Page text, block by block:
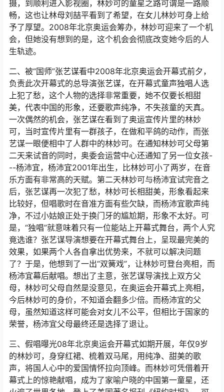
摄，到顺利进入影视圈，林妙可的童星之路可谓是一路顺
畅，这也让林母刘喆平看到了希望，在女儿林妙可身上给
予了厚望。2008年北京奥运会筹办，林妙可迎来了一个机
会，但她没有想到的是，这个机会会彻底改变她今后的人
生轨迹。
二、被“国师”张艺谋看中2008年北京奥运会开幕式前夕，
负责此次开幕式的总导演张艺谋，在开幕式童声独唱人选
上犯了愁，这个人物的选择非常重要，她不仅要长相甜
美，代表中国的形象，还要歌声纯净，不失孩童的天真。
一次偶然的机会，张艺谋在看到了奥运宣传片里的林妙
可，当时宣传片里有一群孩子，在做和平鸽的动作，而张
艺谋一眼便相中了人群中的林妙可。在通知林妙可父母第
二天来试音的同时，奥委会运营中心还通知了另一位女孩-
--杨沛宜，杨沛宜2001年出生，比林妙可小了两岁，在音
乐方面有非常高的天赋。第二天林妙可与杨沛宜试完音之
后，张艺谋再一次犯了愁，林妙可长相甜美，形象看起来
比较好，但唱歌时在音准方面有些欠缺，而杨沛宜歌声纯
净，不过小姑娘正处于换门牙的尴尬期，形象不太好。可
是，“独唱”就意味着只有一位能站上开幕式舞台，两个人究
竟选谁？张艺谋导演想要在开幕式舞台上，呈现最完美的
效果，如果两个人各自拿出优势来，不就可以解决问题
了？于是，他想到了一出“双簧戏”，让林妙可登台亮相，而
杨沛宜幕后献唱。想出了主意，张艺谋导演找上双方父
母，林妙可父母自然是没意见，在奥运会开幕式上亮相，
今后林妙可的身价，不知道会翻多少倍。而杨沛宜的父
母，虽然知道这样可能会对女儿不公平，但相比于国家的
荣誉，杨沛宜父母最终还是选择了退让。
三、假唱曝光08年北京奥运会开幕式如期开展，年仅9岁
的林妙可，身穿红裙、梳着双马尾，用纯净、甜美的歌
声，将国人心中的爱国情怀拉向顶峰。而林妙可凭借着开
幕式上的惊艳献唱，成为了家喻户晓的中国第一童星，还